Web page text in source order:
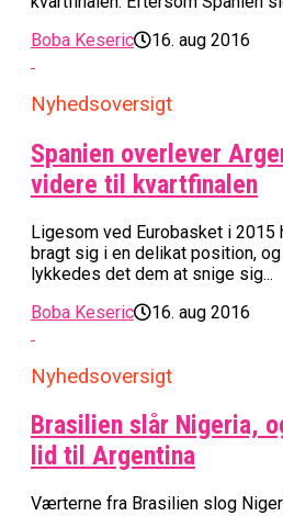
Boba Keseric
16. aug 2016
Nyhedsoversigt
Spanien overlever
videre til kvartfinalen
Ligesom ved Eurobasket i 2015
bragt sig i en delikat position,
lykkedes det dem at snige sig...
Boba Keseric
16. aug 2016
Nyhedsoversigt
Brasilien slår Nigeria,
lid til Argentina
Værterne fra Brasilien slog